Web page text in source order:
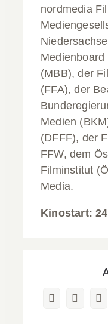
nordmedia
(MBB), der
(FFA), der
Medien
(DFFF), der
FFW, dem
Filminstitut
Media.
Kinostart:
Facebook
X